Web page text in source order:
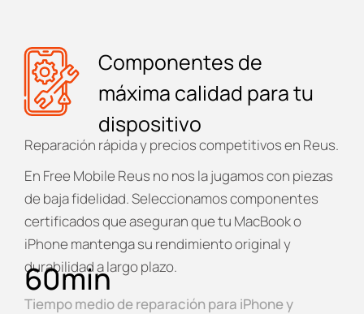
Componentes de
máxima calidad para tu
dispositivo
Reparación rápida y precios competitivos en Reus.
En Free Mobile Reus no nos la jugamos con piezas
de baja fidelidad. Seleccionamos componentes
certificados que aseguran que tu MacBook o
iPhone mantenga su rendimiento original y
durabilidad a largo plazo.
Tiempo medio de reparación para iPhone y
60min